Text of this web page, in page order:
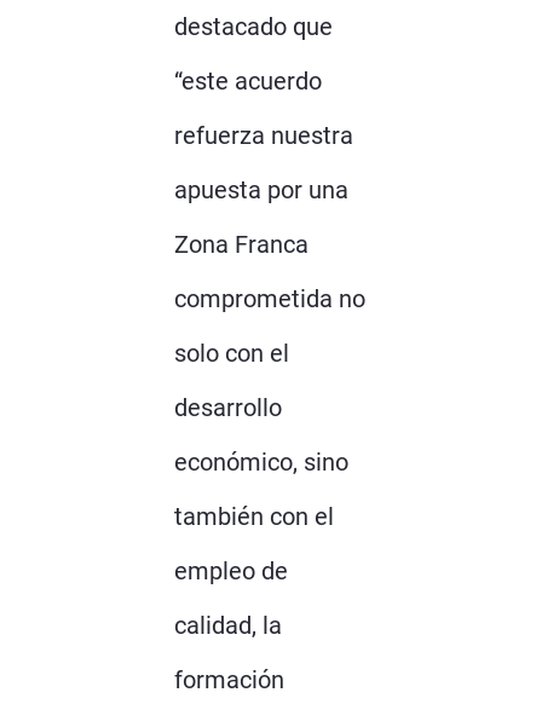
destacado que
“este acuerdo
refuerza nuestra
apuesta por una
Zona Franca
comprometida no
solo con el
desarrollo
económico, sino
también con el
empleo de
calidad, la
formación